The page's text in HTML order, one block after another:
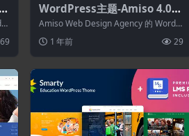
69
WordPress主题-Amiso 4.0–
代理WordPress主题
Amiso Web Design Agency 的 WordP
1 年前 29